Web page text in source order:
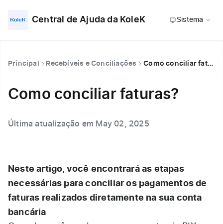
Central de Ajuda da KoleK Sistema
Principal Recebíveis e Conciliações Como conciliar faturas?
Como conciliar faturas?
Última atualização em May 02, 2025
Neste artigo, você encontrará as etapas
necessárias para conciliar os pagamentos de
faturas realizados diretamente na sua conta
bancária